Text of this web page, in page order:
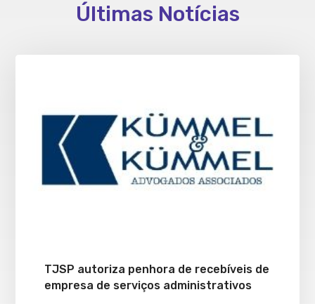
Últimas Notícias
TJSP autoriza penhora de recebíveis de
empresa de serviços administrativos